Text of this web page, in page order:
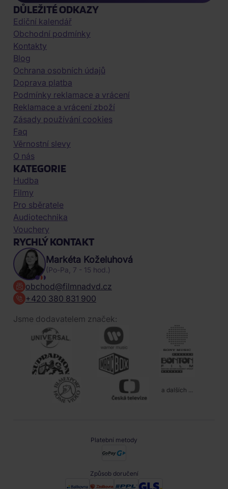
DŮLEŽITÉ ODKAZY
Ediční kalendář
Obchodní podmínky
Kontakty
Blog
Ochrana osobních údajů
Doprava platba
Podmínky reklamace a vrácení
Reklamace a vrácení zboží
Zásady používání cookies
Faq
Věrnostní slevy
O nás
KATEGORIE
Hudba
Filmy
Pro sběratele
Audiotechnika
Vouchery
RYCHLÝ KONTAKT
Markéta Koželuhová
(Po-Pa, 7 - 15 hod.)
obchod@filmnadvd.cz
+420 380 831 900
Jsme dodavatelem značek:
a dalších ...
Platební metody
Způsob doručení